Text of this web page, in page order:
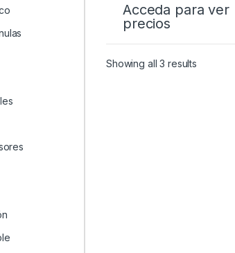
Acceda para ver
precios
Showing all 3 results